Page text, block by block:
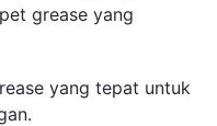
grease yang
yang tepat untuk